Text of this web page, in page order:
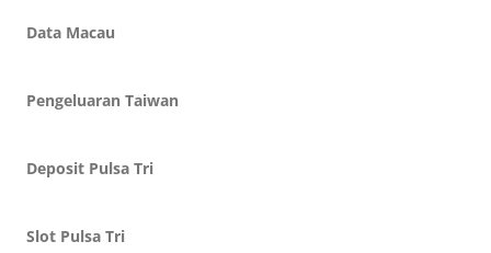
Data Macau
Pengeluaran Taiwan
Deposit Pulsa Tri
Slot Pulsa Tri